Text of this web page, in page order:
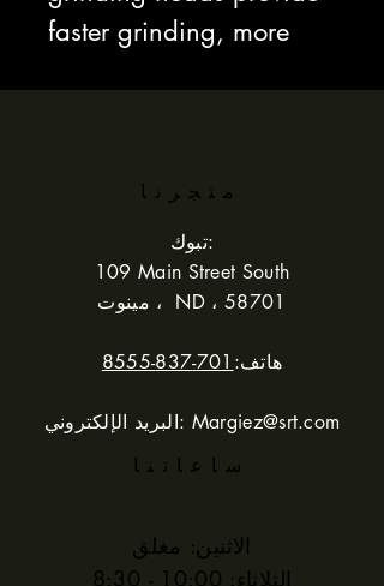
faster grinding, more
range of grits, they can
be used wet or dry to
grind and shape a wide
range of products for
hobby and home
American made
grinders.
متجرنا
تبوك:
109 Main Street South
مينوت ، ND ، 58701
هاتف: 701-837-8555
البريد الإلكتروني: Margiez@srt.com
ساعاتنا
الاثنين: مغلق
الثلاثاء: 10:00 - 8:30